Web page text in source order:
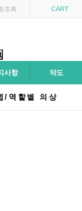
조회 CART
사항 약도
역할별 의상